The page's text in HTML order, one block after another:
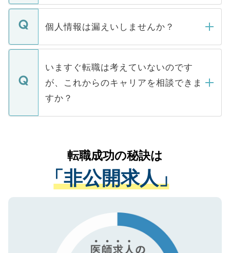
ません。
■応募殺到を避けるため 人気のある医療機
関を公にしてしまうと、応募が殺到する場
に、医療機関が求める条件に合った人材の
みを人材紹介会社に依頼するケースが増え
ています。
転職・入職を強要することは一切ありませ
ん。また、仮に応募先から内定をいただい
定を承諾する必要はありません。内定先へ
の辞退の連絡はキャリアパートナーが行い
個人情報は漏えいしませんか？
個人情報が漏えいすることはありませんの
で、ご安心ください。当サイトからの登録
などで収集したご登録者様の個人情報は、
ご本人のキャリアアップおよび転職活動の
支援を目的に使用いたします。お預かりし
ているすべての個人データはご本人の許可
は、個人情報の取り扱いについての厳密な
管理基準を満たした事業者のみに付与され
る、プライバシーマークを取得済みです。
で、機密保持に関してもご安心ください。
いますぐ転職は考えていないのです
が、これからのキャリアを相談できま
すか？
かがいして、現在の医療機関の状況や紹介
経験をまじえながら、適切なアドバイスを
させていただきます。すぐにご転職をされ
ない方には、長期的なサポートが可能です
ので、まずはご登録ください。
転職成功の秘訣は
「非公開求人」